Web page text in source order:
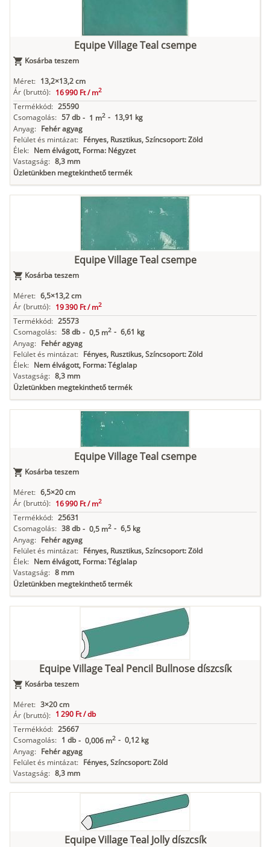
Equipe Village Teal csempe
Kosárba teszem
Méret: 13,2×13,2 cm
Ár (bruttó): 16 990 Ft /m2
Termékkód: 25590
Csomagolás: 57 db - 1 m2 - 13,91 kg
Anyag: Fehér agyag
Felület és mintázat: Fényes, Rusztikus, Színcsoport: Zöld
Élek: Nem élvágott, Forma: Négyzet
Vastagság: 8,3 mm
Üzletünkben megtekinthető termék
Equipe Village Teal csempe
Kosárba teszem
Méret: 6,5×13,2 cm
Ár (bruttó): 19 390 Ft /m2
Termékkód: 25573
Csomagolás: 58 db - 0,5 m2 - 6,61 kg
Anyag: Fehér agyag
Felület és mintázat: Fényes, Rusztikus, Színcsoport: Zöld
Élek: Nem élvágott, Forma: Téglalap
Vastagság: 8,3 mm
Üzletünkben megtekinthető termék
Equipe Village Teal csempe
Kosárba teszem
Méret: 6,5×20 cm
Ár (bruttó): 16 990 Ft /m2
Termékkód: 25631
Csomagolás: 38 db - 0,5 m2 - 6,5 kg
Anyag: Fehér agyag
Felület és mintázat: Fényes, Rusztikus, Színcsoport: Zöld
Élek: Nem élvágott, Forma: Téglalap
Vastagság: 8 mm
Üzletünkben megtekinthető termék
Equipe Village Teal Pencil Bullnose díszcsík
Kosárba teszem
Méret: 3×20 cm
Ár (bruttó): 1 290 Ft /db
Termékkód: 25667
Csomagolás: 1 db - 0,006 m2 - 0,12 kg
Anyag: Fehér agyag
Felület és mintázat: Fényes, Színcsoport: Zöld
Vastagság: 8,3 mm
Equipe Village Teal Jolly díszcsík